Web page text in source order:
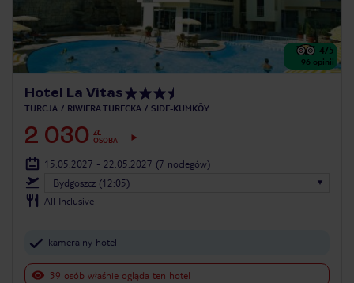
4/5
96 opinii
Hotel La Vitas
TURCJA RIWIERA TURECKA SIDE-KUMKÖY
2 030 ZŁ
OSOBA
15.05.2027 - 22.05.2027 (7 noclegów)
Bydgoszcz (12:05)
All Inclusive
kameralny hotel
39 osób właśnie ogląda ten hotel